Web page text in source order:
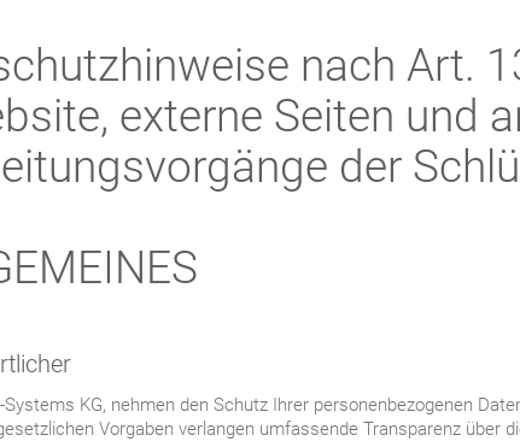
nach Art.
externe Seiten und
der
Systems KG, nehmen den Schutz Ihrer personenbezogenen
Vorgaben verlangen umfassende Transparenz über